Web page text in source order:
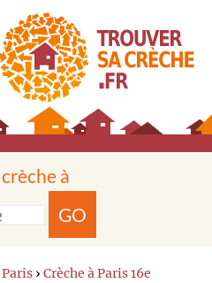
à
GO
Paris › Crèche à Paris 16e